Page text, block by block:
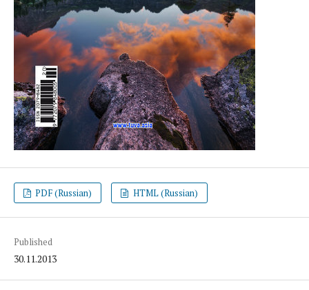
PDF (Russian) HTML (Russian)
Published
30.11.2013